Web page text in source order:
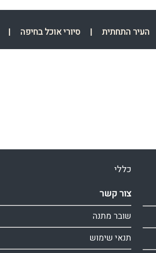
העיר התחתית | סיורי אוכל בחיפה |
כללי
צור קשר
שובר מתנה
תנאי שימוש